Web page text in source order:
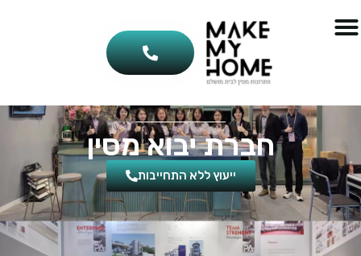
חברת יבוא מסין
ייעוץ ללא התחייבות